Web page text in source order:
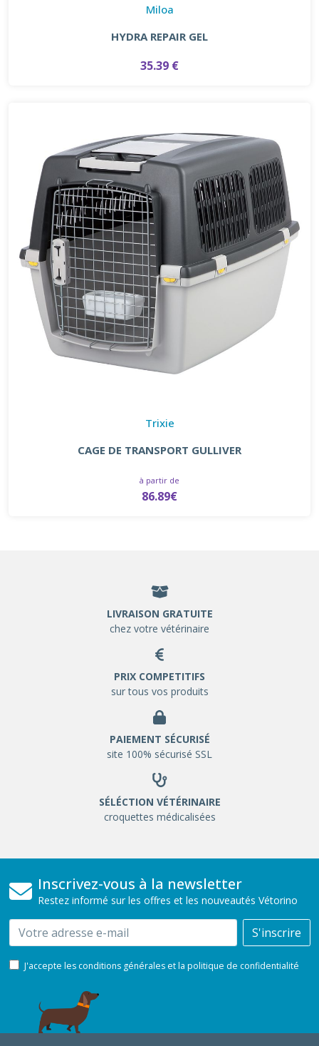
Miloa
HYDRA REPAIR GEL
35.39 €
Trixie
CAGE DE TRANSPORT GULLIVER
à partir de
86.89€
LIVRAISON GRATUITE
chez votre vétérinaire
PRIX COMPETITIFS
sur tous vos produits
PAIEMENT SÉCURISÉ
site 100% sécurisé SSL
SÉLÉCTION VÉTÉRINAIRE
croquettes médicalisées
Inscrivez-vous à la newsletter
Restez informé sur les offres et les nouveautés Vétorino
Email S'inscrire
J'accepte les conditions générales et la politique de confidentialité